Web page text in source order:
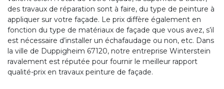
des travaux de réparation sont à faire, du type de peinture à
appliquer sur votre façade. Le prix diffère également en
fonction du type de matériaux de façade que vous avez, s’il
est nécessaire d’installer un échafaudage ou non, etc. Dans
la ville de Duppigheim 67120, notre entreprise Winterstein
ravalement est réputée pour fournir le meilleur rapport
qualité-prix en travaux peinture de façade.